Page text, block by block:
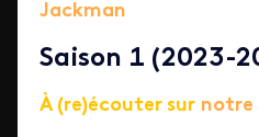
Jackman
Saison 1 (2023-
À (re)écouter sur notre